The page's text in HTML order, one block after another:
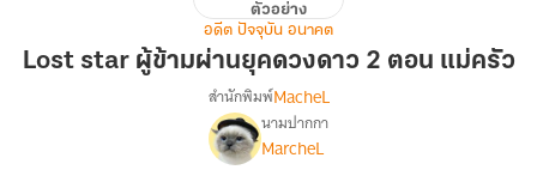
ผู้
ข้าม
ตัวอย่าง
อดีต ปัจจุบัน อนาคต
Lost star ผู้ข้ามผ่านยุคดวงดาว 2 ตอน แม่ครัว
เรื่องLost
star
สำนักพิมพ์MacheL
นามปากกา
MarcheL